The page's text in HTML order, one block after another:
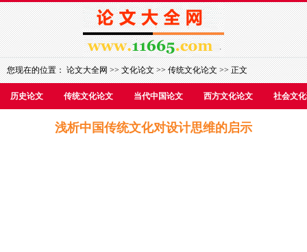
您现在的位置：论文大全网>>文化论文>>传统文化论文>> 正文
历史论文 传统文化论文 当代中国论文 西方文化论文 社会文
浅析中国传统文化对设计思维的启示